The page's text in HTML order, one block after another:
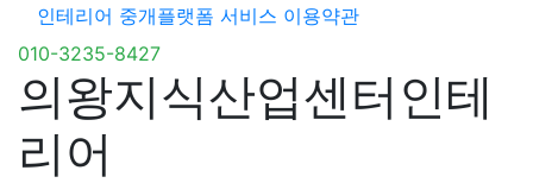
인테리어 중개플랫폼 서비스 이용약관
010-3235-8427
의왕지식산업센터인테
리어